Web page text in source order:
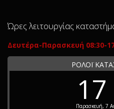
Ώρες λειτουργίας
Δευτέρα-Παρασκευή 08:30-
ΡΟΛΟΪ
17
Παρασκευή, 7